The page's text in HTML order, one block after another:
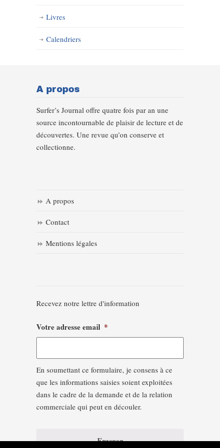
Livres
Calendriers
A propos
Surfer’s Journal offre quatre fois par an une
source incontournable de plaisir de lecture et de
découvertes. Une revue qu’on conserve et
collectionne.
A propos
Contact
Mentions légales
Recevez notre lettre d'information
Votre adresse email *
En soumettant ce formulaire, je consens à ce
que les informations saisies soient exploitées
dans le cadre de la demande et de la relation
commerciale qui peut en découler.